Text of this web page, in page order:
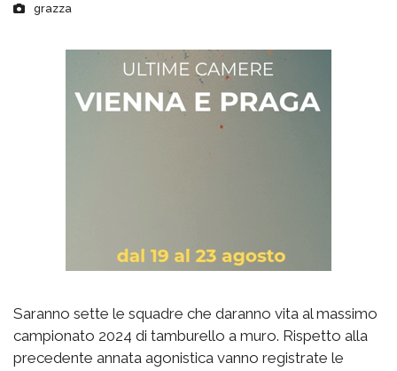
grazza
Saranno sette le squadre che daranno vita al massimo
campionato 2024 di tamburello a muro. Rispetto alla
precedente annata agonistica vanno registrate le